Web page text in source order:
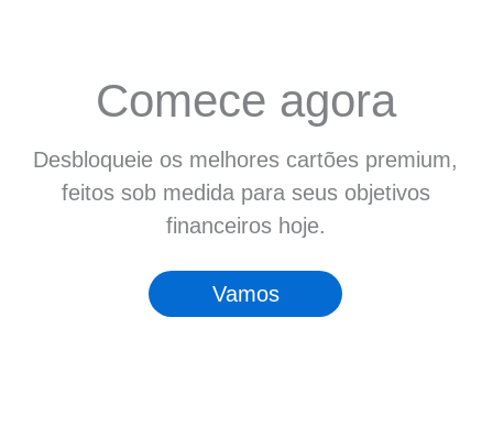
Comece agora
Desbloqueie os melhores cartões premium,
feitos sob medida para seus objetivos
financeiros hoje.
Vamos